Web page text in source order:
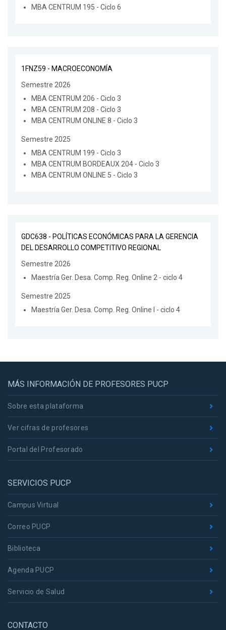
MBA CENTRUM 195 - Ciclo 6
1FNZ59 - MACROECONOMÍA
Semestre 2026
MBA CENTRUM 206 - Ciclo 3
MBA CENTRUM 208 - Ciclo 3
MBA CENTRUM ONLINE 8 - Ciclo 3
Semestre 2025
MBA CENTRUM 199 - Ciclo 3
MBA CENTRUM BORDEAUX 204 - Ciclo 3
MBA CENTRUM ONLINE 5 - Ciclo 3
GDC638 - POLÍTICAS ECONÓMICAS PARA LA GERENCIA
DEL DESARROLLO COMPETITIVO REGIONAL
Semestre 2026
Maestría Ger. Desa. Comp. Reg. Online 2 - ciclo 4
Semestre 2025
Maestría Ger. Desa. Comp. Reg. Online I - ciclo 4
MÁS INFORMACIÓN DE PROFESORES PUCP
Sobre esta plataforma
Ver cifras de profesores
Portal del Profesorado
SERVICIOS PUCP
Campus Virtual
Correo PUCP
Biblioteca
Agenda PUCP
Servicio de Salud
CONTACTO